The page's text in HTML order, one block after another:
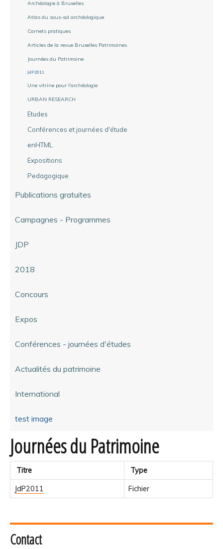
Archéologie à Bruxelles
Atlas du sous-sol archéologique
Carnets pratiques
Articles de la revue Bruxelles Patrimoines
Journées du Patrimoine
JdP2011
Une vitrine pour l'archéologie
URBAN RESEARCH
Etudes
Conférences et journées d'étude
enHTML
Expositions
Pedagogique
Publications gratuites
Campagnes - Programmes
JDP
2018
Concours
Expos
Conférences - journées d'études
Actualités du patrimoine
International
test image
Journées du Patrimoine
Titre Type
JdP2011 Fichier
Contact